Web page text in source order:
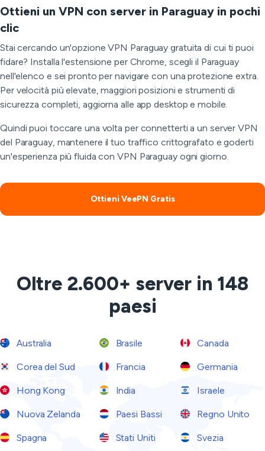
Ottieni un VPN con server in Paraguay in pochi
clic
Stai cercando un'opzione VPN Paraguay gratuita di cui ti puoi
fidare? Installa l'estensione per Chrome, scegli il Paraguay
nell'elenco e sei pronto per navigare con una protezione extra.
Per velocità più elevate, maggiori posizioni e strumenti di
sicurezza completi, aggiorna alle app desktop e mobile.
Quindi puoi toccare una volta per connetterti a un server VPN
del Paraguay, mantenere il tuo traffico crittografato e goderti
un'esperienza più fluida con VPN Paraguay ogni giorno.
Ottieni VeePN Gratis
Oltre 2.600+ server in 148
paesi
Australia Brasile Canada
Corea del Sud Francia Germania
Hong Kong India Israele
Nuova Zelanda Paesi Bassi Regno Unito
Spagna Stati Uniti Svezia